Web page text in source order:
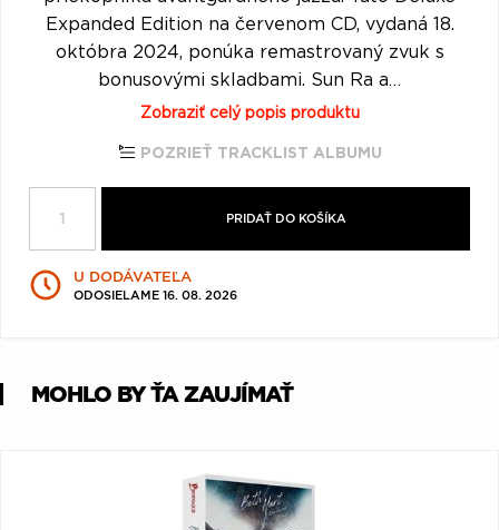
Q R S T U
V W X Y Z
Expanded Edition na červenom CD, vydaná 18.
októbra 2024, ponúka remastrovaný zvuk s
bonusovými skladbami. Sun Ra a…
Zobraziť celý popis produktu
POZRIEŤ TRACKLIST ALBUMU
PRIDAŤ DO KOŠÍKA
U DODÁVATEĽA
ODOSIELAME 16. 08. 2026
MOHLO BY ŤA ZAUJÍMAŤ